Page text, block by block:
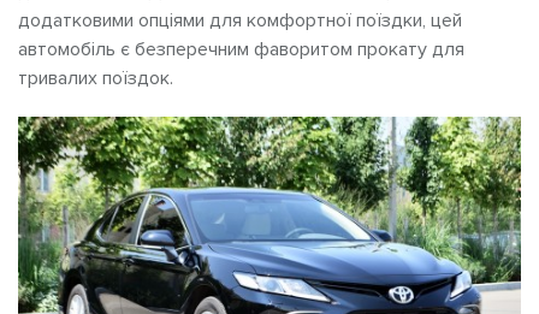
додатковими опціями для комфортної поїздки, цей
автомобіль є безперечним фаворитом прокату для
тривалих поїздок.